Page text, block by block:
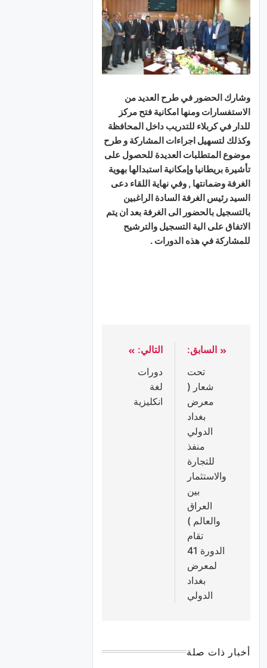
وشارك الحضور في طرح العديد من
الاستفسارات ومنها امكانية فتح مركز
للدار في كربلاء للتدريب داخل المحافظة
وكذلك لتسهيل اجراءات المشاركة و طرح
موضوع المتطلبات العديدة للحصول على
تأشيرة بريطانيا وإمكانية استبدالها بهوية
الغرفة وضمانتها , وفي نهاية اللقاء دعى
السيد رئيس الغرفة السادة الراغبين
بالتسجيل بالحضور الى الغرفة بعد ان يتم
الاتفاق على الية التسجيل والترشيح
للمشاركة في هذه الدورات .
السابق:
تحت
شعار (
معرض
بغداد
الدولي
منفذ
للتجارة
والاستثمار
بين
العراق
والعالم )
تقام
الدورة 41
لمعرض
بغداد
الدولي
التالي:
دورات
لغة
انكليزية
أخبار ذات صلة